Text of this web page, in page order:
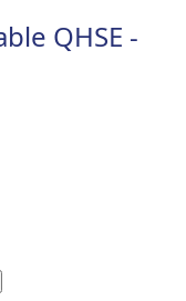
QHSE -